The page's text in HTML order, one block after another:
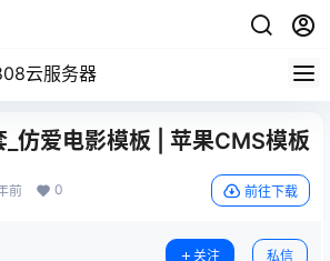
云服务器
_仿爱电影模板 | 苹果CMS模板
前 0 前往下载
关注 私信